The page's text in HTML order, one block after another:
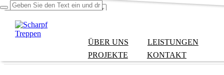
ÜBER UNS
LEISTUNGEN
PROJEKTE
KONTAKT